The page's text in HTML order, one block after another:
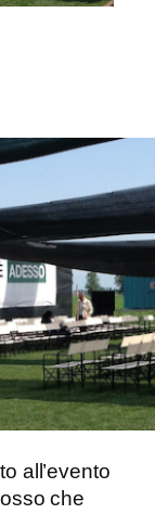
all’evento
che